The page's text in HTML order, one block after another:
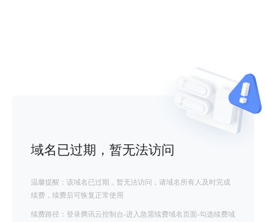
域名已过期，暂无法访问
温馨提醒：该域名已过期，暂无法访问，请域名所有人及时完成
续费，续费后可恢复正常使用
续费路径：登录腾讯云控制台-进入急需续费域名页面-勾选续费域